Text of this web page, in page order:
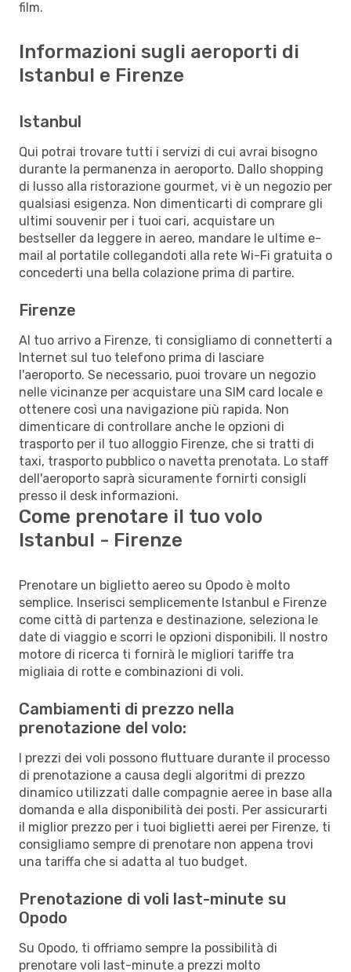
film.
Informazioni sugli aeroporti di
Istanbul e Firenze
Istanbul
Qui potrai trovare tutti i servizi di cui avrai bisogno
durante la permanenza in aeroporto. Dallo shopping
di lusso alla ristorazione gourmet, vi è un negozio per
qualsiasi esigenza. Non dimenticarti di comprare gli
ultimi souvenir per i tuoi cari, acquistare un
bestseller da leggere in aereo, mandare le ultime e-
mail al portatile collegandoti alla rete Wi-Fi gratuita o
concederti una bella colazione prima di partire.
Firenze
Al tuo arrivo a Firenze, ti consigliamo di connetterti a
Internet sul tuo telefono prima di lasciare
l'aeroporto. Se necessario, puoi trovare un negozio
nelle vicinanze per acquistare una SIM card locale e
ottenere così una navigazione più rapida. Non
dimenticare di controllare anche le opzioni di
trasporto per il tuo alloggio Firenze, che si tratti di
taxi, trasporto pubblico o navetta prenotata. Lo staff
dell'aeroporto saprà sicuramente fornirti consigli
presso il desk informazioni.
Come prenotare il tuo volo
Istanbul - Firenze
Prenotare un biglietto aereo su Opodo è molto
semplice. Inserisci semplicemente Istanbul e Firenze
come città di partenza e destinazione, seleziona le
date di viaggio e scorri le opzioni disponibili. Il nostro
motore di ricerca ti fornirà le migliori tariffe tra
migliaia di rotte e combinazioni di voli.
Cambiamenti di prezzo nella
prenotazione del volo:
I prezzi dei voli possono fluttuare durante il processo
di prenotazione a causa degli algoritmi di prezzo
dinamico utilizzati dalle compagnie aeree in base alla
domanda e alla disponibilità dei posti. Per assicurarti
il miglior prezzo per i tuoi biglietti aerei per Firenze, ti
consigliamo sempre di prenotare non appena trovi
una tariffa che si adatta al tuo budget.
Prenotazione di voli last-minute su
Opodo
Su Opodo, ti offriamo sempre la possibilità di
prenotare voli last-minute a prezzi molto